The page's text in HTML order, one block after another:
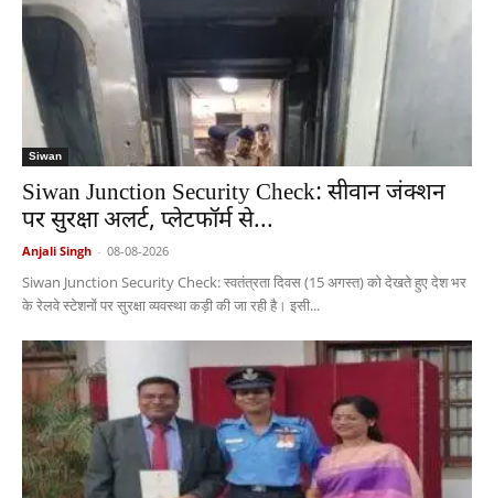
Siwan
Siwan Junction Security Check: सीवान जंक्शन
पर सुरक्षा अलर्ट, प्लेटफॉर्म से...
Anjali Singh - 08-08-2026
Siwan Junction Security Check: स्वतंत्रता दिवस (15 अगस्त) को देखते हुए देश भर
के रेलवे स्टेशनों पर सुरक्षा व्यवस्था कड़ी की जा रही है। इसी...